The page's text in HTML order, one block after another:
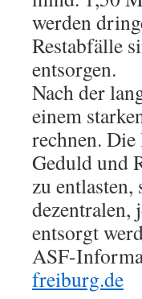
werden
Restabfälle
entsorgen.
Nach der
einem
rechnen.
Geduld und
zu
dezentralen,
entsorgt
ASF-
freiburg.de